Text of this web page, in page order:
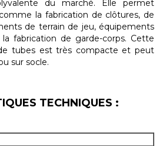
du marché. Elle permet
la fabrication de clôtures, de
de terrain de jeu, équipements
fabrication de garde-corps. Cette
tubes est très compacte et peut
sur socle.
TECHNIQUES :